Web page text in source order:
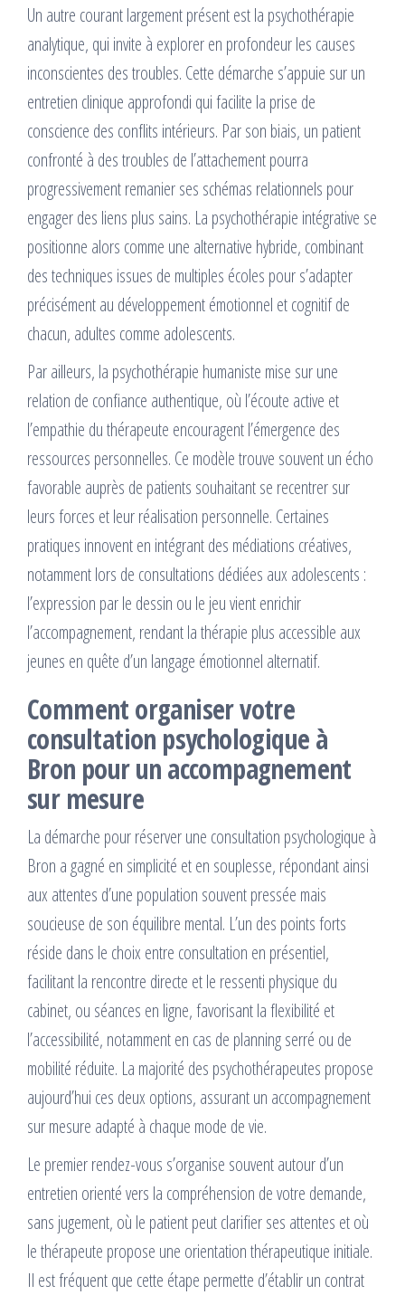
Un autre courant largement présent est la psychothérapie
analytique, qui invite à explorer en profondeur les causes
inconscientes des troubles. Cette démarche s’appuie sur un
entretien clinique approfondi qui facilite la prise de
conscience des conflits intérieurs. Par son biais, un patient
confronté à des troubles de l’attachement pourra
progressivement remanier ses schémas relationnels pour
engager des liens plus sains. La psychothérapie intégrative se
positionne alors comme une alternative hybride, combinant
des techniques issues de multiples écoles pour s’adapter
précisément au développement émotionnel et cognitif de
chacun, adultes comme adolescents.
Par ailleurs, la psychothérapie humaniste mise sur une
relation de confiance authentique, où l’écoute active et
l’empathie du thérapeute encouragent l’émergence des
ressources personnelles. Ce modèle trouve souvent un écho
favorable auprès de patients souhaitant se recentrer sur
leurs forces et leur réalisation personnelle. Certaines
pratiques innovent en intégrant des médiations créatives,
notamment lors de consultations dédiées aux adolescents :
l’expression par le dessin ou le jeu vient enrichir
l’accompagnement, rendant la thérapie plus accessible aux
jeunes en quête d’un langage émotionnel alternatif.
Comment organiser votre
consultation psychologique à
Bron pour un accompagnement
sur mesure
La démarche pour réserver une consultation psychologique à
Bron a gagné en simplicité et en souplesse, répondant ainsi
aux attentes d’une population souvent pressée mais
soucieuse de son équilibre mental. L’un des points forts
réside dans le choix entre consultation en présentiel,
facilitant la rencontre directe et le ressenti physique du
cabinet, ou séances en ligne, favorisant la flexibilité et
l’accessibilité, notamment en cas de planning serré ou de
mobilité réduite. La majorité des psychothérapeutes propose
aujourd’hui ces deux options, assurant un accompagnement
sur mesure adapté à chaque mode de vie.
Le premier rendez-vous s’organise souvent autour d’un
entretien orienté vers la compréhension de votre demande,
sans jugement, où le patient peut clarifier ses attentes et où
le thérapeute propose une orientation thérapeutique initiale.
Il est fréquent que cette étape permette d’établir un contrat